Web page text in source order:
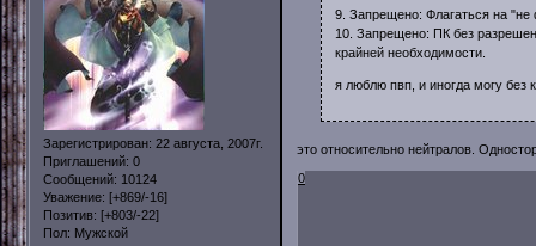
Зарегистрирован: 22 августа, 2007г.
Приглашений: 0
Сообщений: 10124
Уважение: [+869/-16]
Позитив: [+803/-22]
Пол: Мужской
9. Запрещено: Флагаться на "не
10. Запрещено: ПК без
крайней необходимости.
я люблю пвп, и иногда могу без
это относительно нейтралов.
0